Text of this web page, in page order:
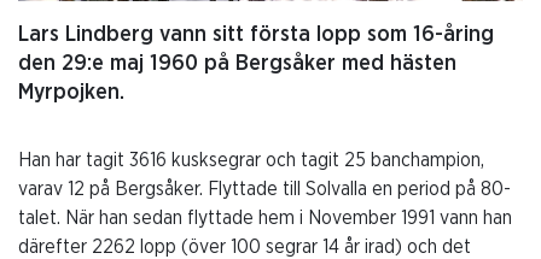
Lars Lindberg vann sitt första lopp som 16-åring
den 29:e maj 1960 på Bergsåker med hästen
Myrpojken.
Han har tagit 3616 kusksegrar och tagit 25 banchampion,
varav 12 på Bergsåker. Flyttade till Solvalla en period på 80-
talet. När han sedan flyttade hem i November 1991 vann han
därefter 2262 lopp (över 100 segrar 14 år irad) och det